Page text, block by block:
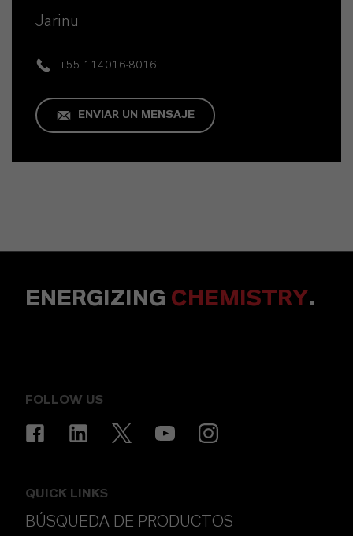
Jarinu
+55 114016-8016
ENVIAR UN MENSAJE
ENERGIZING CHEMISTRY.
FOLLOW US
QUICK LINKS
BÚSQUEDA DE PRODUCTOS